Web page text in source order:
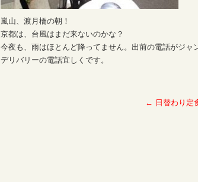
嵐山、渡月橋の朝！
京都は、台風はまだ来ないのかな？
今夜も、雨はほとんど降ってません。出前の電話がジャ
デリバリーの電話宜しくです。
← 日替わり定